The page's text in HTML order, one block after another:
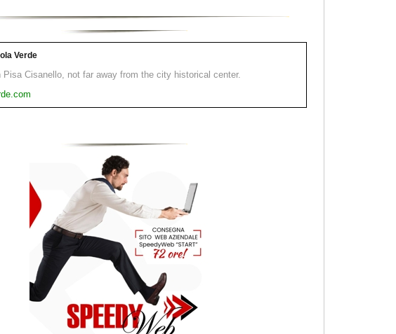
Verde
Pisa Cisanello, not far away from the city historical center.